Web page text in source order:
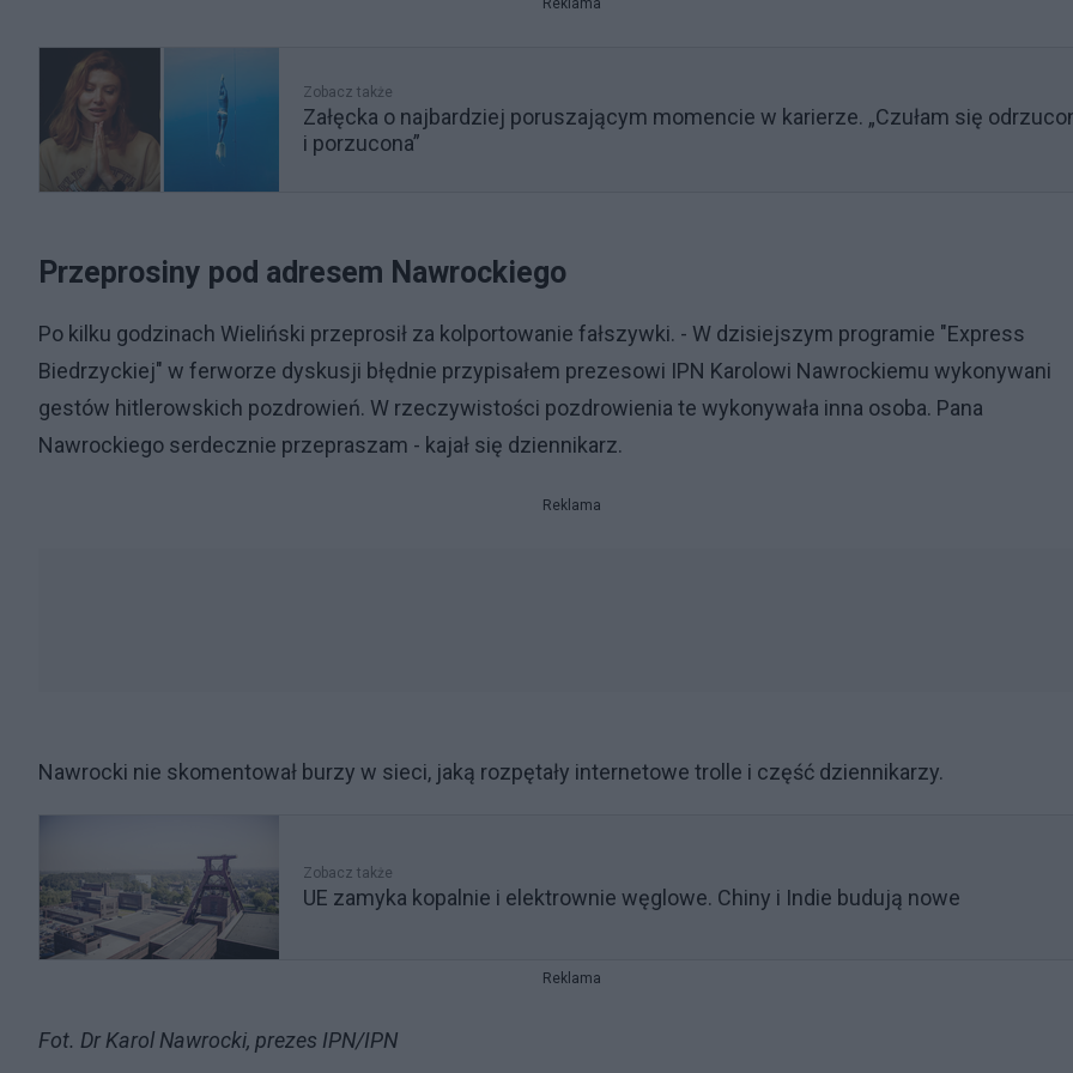
Reklama
Zobacz także
Załęcka o najbardziej poruszającym momencie w karierze. „Czułam się
i porzucona”
Przeprosiny pod adresem Nawrockiego
Po kilku godzinach Wieliński przeprosił za kolportowanie fałszywki. - W dzisiejszym programie "Express
Biedrzyckiej" w ferworze dyskusji błędnie przypisałem prezesowi IPN Karolowi Nawrockiemu wykonywani
gestów hitlerowskich pozdrowień. W rzeczywistości pozdrowienia te wykonywała inna osoba. Pana
Nawrockiego serdecznie przepraszam - kajał się dziennikarz.
Reklama
Nawrocki nie skomentował burzy w sieci, jaką rozpętały internetowe trolle i część dziennikarzy.
Zobacz także
UE zamyka kopalnie i elektrownie węglowe. Chiny i Indie budują nowe
Reklama
Fot. Dr Karol Nawrocki, prezes IPN/IPN